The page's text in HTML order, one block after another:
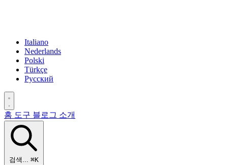
Italiano
Nederlands
Polski
Türkçe
Русский
홈 도구 블로그 소개
검색... ⌘K